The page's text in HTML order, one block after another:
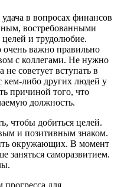
в вопросах финансов
востребованными
и трудолюбие.
очень важно правильно
с коллегами. Не нужно
советует вступать в
кем-либо других людей у
причиной того, что
должность.
чтобы добиться целей.
и позитивным знаком.
окружающих. В момент
заняться саморазвитием.
для